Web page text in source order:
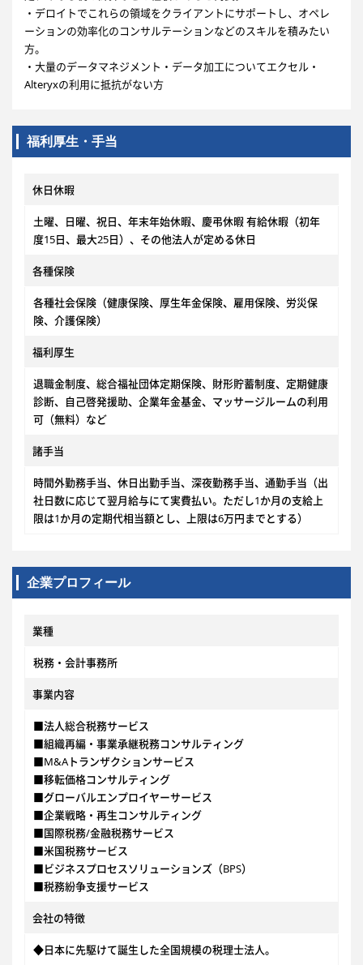
・デロイトでこれらの領域をクライアントにサポートし、オペレ
ーションの効率化のコンサルテーションなどのスキルを積みたい
方。
・大量のデータマネジメント・データ加工についてエクセル・
Alteryxの利用に抵抗がない方
福利厚生・手当
休日休暇
土曜、日曜、祝日、年末年始休暇、慶弔休暇 有給休暇（初年
度15日、最大25日）、その他法人が定める休日
各種保険
各種社会保険（健康保険、厚生年金保険、雇用保険、労災保
険、介護保険）
福利厚生
退職金制度、総合福祉団体定期保険、財形貯蓄制度、定期健康
診断、自己啓発援助、企業年金基金、マッサージルームの利用
可（無料）など
諸手当
時間外勤務手当、休日出勤手当、深夜勤務手当、通勤手当（出
社日数に応じて翌月給与にて実費払い。ただし1か月の支給上
限は1か月の定期代相当額とし、上限は6万円までとする）
企業プロフィール
業種
税務・会計事務所
事業内容
■法人総合税務サービス
■組織再編・事業承継税務コンサルティング
■M&Aトランザクションサービス
■移転価格コンサルティング
■グローバルエンプロイヤーサービス
■企業戦略・再生コンサルティング
■国際税務/金融税務サービス
■米国税務サービス
■ビジネスプロセスソリューションズ（BPS）
■税務紛争支援サービス
会社の特徴
◆日本に先駆けて誕生した全国規模の税理士法人。